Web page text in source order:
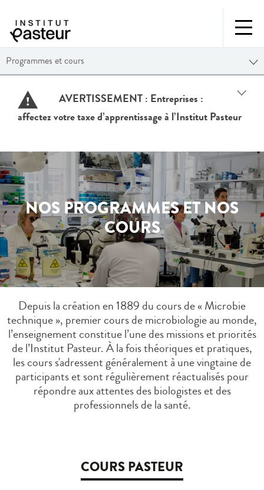
Programmes et cours
AVERTISSEMENT : Entreprises :
affectez votre taxe d’apprentissage à l’Institut Pasteur
NOS PROGRAMMES ET NOS
COURS
Depuis la création en 1889 du cours de « Microbie
technique », premier cours de microbiologie au monde,
l’enseignement constitue l’une des missions et priorités
de l’Institut Pasteur. À la fois théoriques et pratiques,
les cours s'adressent généralement à une vingtaine de
participants et sont régulièrement réactualisés pour
répondre aux attentes des biologistes et des
professionnels de la santé.
COURS PASTEUR